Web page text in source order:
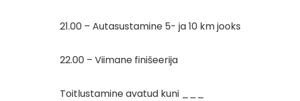
21.00 – Autasustamine 5- ja 10 km jooks
22.00 – Viimane finišeerija
Toitlustamine avatud kuni ___